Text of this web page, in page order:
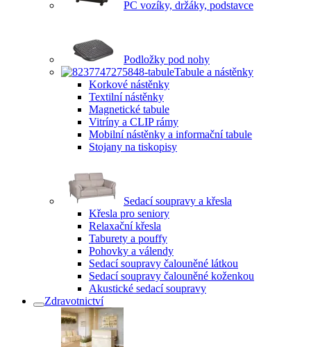
PC vozíky, držáky, podstavce
Podložky pod nohy
Tabule a nástěnky
Korkové nástěnky
Textilní nástěnky
Magnetické tabule
Vitríny a CLIP rámy
Mobilní nástěnky a informační tabule
Stojany na tiskopisy
Sedací soupravy a křesla
Křesla pro seniory
Relaxační křesla
Taburety a pouffy
Pohovky a válendy
Sedací soupravy čalouněné látkou
Sedací soupravy čalouněné koženkou
Akustické sedací soupravy
Zdravotnictví